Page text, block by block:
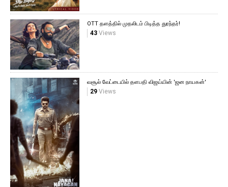
OTT தளத்தில் முதலிடம் பிடித்த துரந்தர்!
43Views
வசூல் வேட்டையில் தளபதி விஜய்யின் 'ஜன நாயகன்'
29Views